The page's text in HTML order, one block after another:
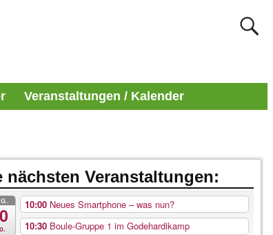
Veranstaltungen / Kalender
nächsten Veranstaltungen:
10:00 Neues Smartphone – was nun?
10:30 Boule-Gruppe 1 im Godehardikamp